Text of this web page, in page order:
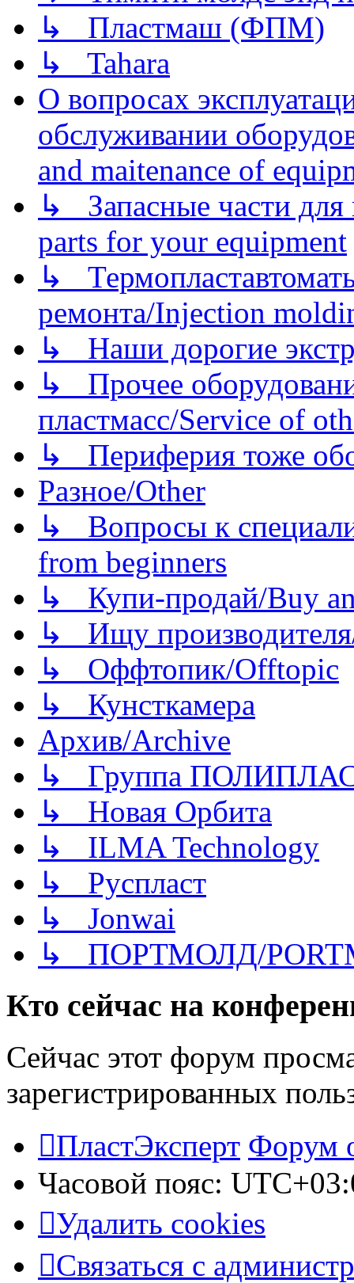
↳ Пластмаш (ФПМ)
↳ Tahara
О вопросах
обслуживании
and maitenance of
↳ Запасные части для
parts for your equipment
↳
ремонта/Injection
↳ Наши дорогие
↳ Прочее
пластмасс/Service of
↳ Периферия тоже
Разное/Other
↳ Вопросы к
from beginners
↳ Купи-продай/Buy
↳ Ищу
↳ Оффтопик/Offtopic
↳ Кунсткамера
Архив/Archive
↳ Группа
↳ Новая Орбита
↳ ILMA Technology
↳ Руспласт
↳ Jonwai
↳ ПОРТМОЛД/
Кто сейчас на
Сейчас этот форум
зарегистрированных
ПластЭксперт Форум
Часовой пояс:
Удалить cookies
Связаться с